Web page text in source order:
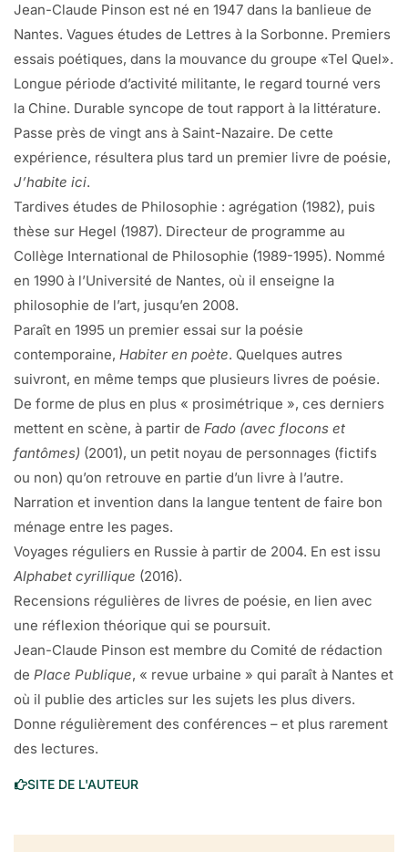
Jean-Claude Pinson est né en 1947 dans la banlieue de
Nantes. Vagues études de Lettres à la Sorbonne. Premiers
essais poétiques, dans la mouvance du groupe «Tel Quel».
Longue période d’activité militante, le regard tourné vers
la Chine. Durable syncope de tout rapport à la littérature.
Passe près de vingt ans à Saint-Nazaire. De cette
expérience, résultera plus tard un premier livre de poésie,
J’habite ici.
Tardives études de Philosophie : agrégation (1982), puis
thèse sur Hegel (1987). Directeur de programme au
Collège International de Philosophie (1989-1995). Nommé
en 1990 à l’Université de Nantes, où il enseigne la
philosophie de l’art, jusqu’en 2008.
Paraît en 1995 un premier essai sur la poésie
contemporaine, Habiter en poète. Quelques autres
suivront, en même temps que plusieurs livres de poésie.
De forme de plus en plus « prosimétrique », ces derniers
mettent en scène, à partir de Fado (avec flocons et
fantômes) (2001), un petit noyau de personnages (fictifs
ou non) qu’on retrouve en partie d’un livre à l’autre.
Narration et invention dans la langue tentent de faire bon
ménage entre les pages.
Voyages réguliers en Russie à partir de 2004. En est issu
Alphabet cyrillique (2016).
Recensions régulières de livres de poésie, en lien avec
une réflexion théorique qui se poursuit.
Jean-Claude Pinson est membre du Comité de rédaction
de Place Publique, « revue urbaine » qui paraît à Nantes et
où il publie des articles sur les sujets les plus divers.
Donne régulièrement des conférences – et plus rarement
des lectures.
SITE DE L'AUTEUR